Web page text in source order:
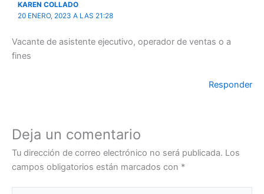
KAREN COLLADO
20 ENERO, 2023 A LAS 21:28
Vacante de asistente ejecutivo, operador de ventas o a
fines
Responder
Deja un comentario
Tu dirección de correo electrónico no será publicada. Los
campos obligatorios están marcados con *